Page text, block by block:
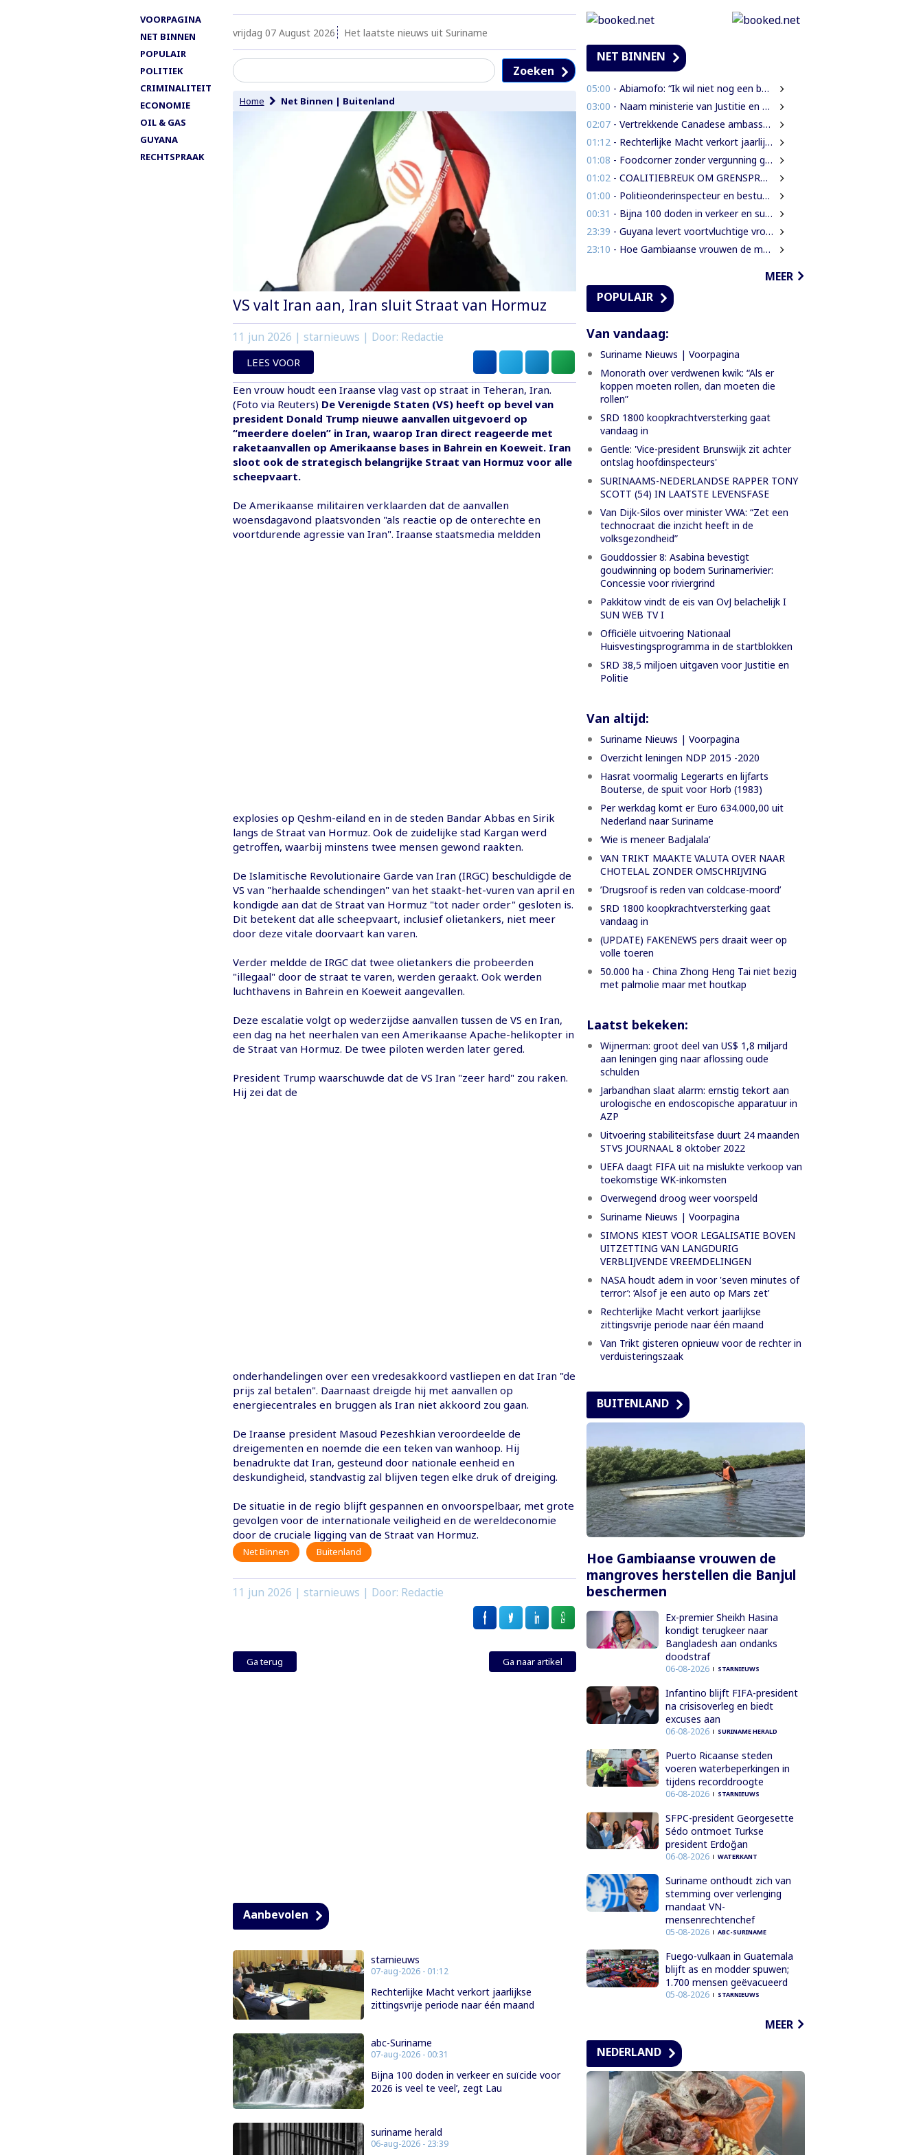
VOORPAGINA
NET BINNEN
POPULAIR
POLITIEK
CRIMINALITEIT
ECONOMIE
OIL & GAS
GUYANA
RECHTSPRAAK
vrijdag 07 August 2026 Het laatste nieuws uit Suriname
Zoeken
Home Net Binnen | Buitenland
VS valt Iran aan, Iran sluit Straat van Hormuz
11 jun 2026 | starnieuws | Door: Redactie
LEES VOOR
Een vrouw houdt een Iraanse vlag vast op straat in Teheran, Iran.
(Foto via Reuters) De Verenigde Staten (VS) heeft op bevel van
president Donald Trump nieuwe aanvallen uitgevoerd op
“meerdere doelen” in Iran, waarop Iran direct reageerde met
raketaanvallen op Amerikaanse bases in Bahrein en Koeweit. Iran
sloot ook de strategisch belangrijke Straat van Hormuz voor alle
scheepvaart.
De Amerikaanse militairen verklaarden dat de aanvallen
woensdagavond plaatsvonden "als reactie op de onterechte en
voortdurende agressie van Iran". Iraanse staatsmedia meldden
explosies op Qeshm-eiland en in de steden Bandar Abbas en Sirik
langs de Straat van Hormuz. Ook de zuidelijke stad Kargan werd
getroffen, waarbij minstens twee mensen gewond raakten.
De Islamitische Revolutionaire Garde van Iran (IRGC) beschuldigde de
VS van "herhaalde schendingen" van het staakt-het-vuren van april en
kondigde aan dat de Straat van Hormuz "tot nader order" gesloten is.
Dit betekent dat alle scheepvaart, inclusief olietankers, niet meer
door deze vitale doorvaart kan varen.
Verder meldde de IRGC dat twee olietankers die probeerden
"illegaal" door de straat te varen, werden geraakt. Ook werden
luchthavens in Bahrein en Koeweit aangevallen.
Deze escalatie volgt op wederzijdse aanvallen tussen de VS en Iran,
een dag na het neerhalen van een Amerikaanse Apache-helikopter in
de Straat van Hormuz. De twee piloten werden later gered.
President Trump waarschuwde dat de VS Iran "zeer hard" zou raken.
Hij zei dat de
onderhandelingen over een vredesakkoord vastliepen en dat Iran "de
prijs zal betalen". Daarnaast dreigde hij met aanvallen op
energiecentrales en bruggen als Iran niet akkoord zou gaan.
De Iraanse president Masoud Pezeshkian veroordeelde de
dreigementen en noemde die een teken van wanhoop. Hij
benadrukte dat Iran, gesteund door nationale eenheid en
deskundigheid, standvastig zal blijven tegen elke druk of dreiging.
De situatie in de regio blijft gespannen en onvoorspelbaar, met grote
gevolgen voor de internationale veiligheid en de wereldeconomie
door de cruciale ligging van de Straat van Hormuz.
Net Binnen Buitenland
11 jun 2026 | starnieuws | Door: Redactie
Ga terug Ga naar artikel
Aanbevolen
starnieuws
07-aug-2026 - 01:12
Rechterlijke Macht verkort jaarlijkse
zittingsvrije periode naar één maand
abc-Suriname
07-aug-2026 - 00:31
Bijna 100 doden in verkeer en suïcide voor
2026 is veel te veel’, zegt Lau
suriname herald
06-aug-2026 - 23:39
NET BINNEN
05:00 - Abiamofo: “Ik wil niet nog een bodybag sturen naar dat gebied”
03:00 - Naam ministerie van Justitie en Politie verandert naar Justitie en Veiligheid
02:07- Vertrekkende Canadese ambassadeur wil grotere rol voor Canada in Suriname
01:12 - Rechterlijke Macht verkort jaarlijkse zittingsvrije periode naar één maand
01:08 - Foodcorner zonder vergunning gesloten tijdens derde dag integrale controles
01:02 - COALITIEBREUK OM GRENSPROTOCOL ONWAARSCHIJNLIJK
01:00 - Politieonderinspecteur en bestuurder gewond nadat auto over de kop slaat
00:31 - Bijna 100 doden in verkeer en suïcide voor 2026 is veel te veel’, zegt Lau
23:39 - Guyana levert voortvluchtige vrouwelijke verdachte in mensenhandel uit aan Suriname
23:10 - Hoe Gambiaanse vrouwen de mangroves herstellen die Banjul beschermen
MEER
POPULAIR
Van vandaag:
Suriname Nieuws | Voorpagina
Monorath over verdwenen kwik: “Als er
koppen moeten rollen, dan moeten die
rollen”
SRD 1800 koopkrachtversterking gaat
vandaag in
Gentle: 'Vice-president Brunswijk zit achter
ontslag hoofdinspecteurs'
SURINAAMS-NEDERLANDSE RAPPER TONY
SCOTT (54) IN LAATSTE LEVENSFASE
Van Dijk-Silos over minister VWA: “Zet een
technocraat die inzicht heeft in de
volksgezondheid”
Gouddossier 8: Asabina bevestigt
goudwinning op bodem Surinamerivier:
Concessie voor riviergrind
Pakkitow vindt de eis van OvJ belachelijk I
SUN WEB TV I
Officiële uitvoering Nationaal
Huisvestingsprogramma in de startblokken
SRD 38,5 miljoen uitgaven voor Justitie en
Politie
Van altijd:
Suriname Nieuws | Voorpagina
Overzicht leningen NDP 2015 -2020
Hasrat voormalig Legerarts en lijfarts
Bouterse, de spuit voor Horb (1983)
Per werkdag komt er Euro 634.000,00 uit
Nederland naar Suriname
‘Wie is meneer Badjalala’
VAN TRIKT MAAKTE VALUTA OVER NAAR
CHOTELAL ZONDER OMSCHRIJVING
’Drugsroof is reden van coldcase-moord’
SRD 1800 koopkrachtversterking gaat
vandaag in
(UPDATE) FAKENEWS pers draait weer op
volle toeren
50.000 ha - China Zhong Heng Tai niet bezig
met palmolie maar met houtkap
Laatst bekeken:
Wijnerman: groot deel van US$ 1,8 miljard
aan leningen ging naar aflossing oude
schulden
Jarbandhan slaat alarm: ernstig tekort aan
urologische en endoscopische apparatuur in
AZP
Uitvoering stabiliteitsfase duurt 24 maanden
STVS JOURNAAL 8 oktober 2022
UEFA daagt FIFA uit na mislukte verkoop van
toekomstige WK-inkomsten
Overwegend droog weer voorspeld
Suriname Nieuws | Voorpagina
SIMONS KIEST VOOR LEGALISATIE BOVEN
UITZETTING VAN LANGDURIG
VERBLIJVENDE VREEMDELINGEN
NASA houdt adem in voor 'seven minutes of
terror’: ‘Alsof je een auto op Mars zet’
Rechterlijke Macht verkort jaarlijkse
zittingsvrije periode naar één maand
Van Trikt gisteren opnieuw voor de rechter in
verduisteringszaak
BUITENLAND
Hoe Gambiaanse vrouwen de
mangroves herstellen die Banjul
beschermen
Ex-premier Sheikh Hasina
kondigt terugkeer naar
Bangladesh aan ondanks
doodstraf
06-08-2026 STARNIEUWS
Infantino blijft FIFA-president
na crisisoverleg en biedt
excuses aan
06-08-2026 SURINAME HERALD
Puerto Ricaanse steden
voeren waterbeperkingen in
tijdens recorddroogte
06-08-2026 STARNIEUWS
SFPC-president Georgesette
Sédo ontmoet Turkse
president Erdoğan
06-08-2026 WATERKANT
Suriname onthoudt zich van
stemming over verlenging
mandaat VN-
mensenrechtenchef
05-08-2026 ABC-SURINAME
Fuego-vulkaan in Guatemala
blijft as en modder spuwen;
1.700 mensen geëvacueerd
05-08-2026 STARNIEUWS
MEER
NEDERLAND